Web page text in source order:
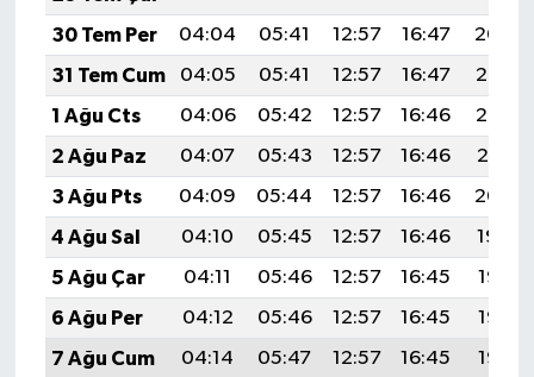
30 Tem Per
04:04 05:41 12:57 16:47
20:04
31 Tem Cum
04:05 05:41 12:57 16:47
20:03
1 Ağu Cts
04:06 05:42 12:57 16:46
20:02
2 Ağu Paz
04:07 05:43 12:57 16:46
20:01
3 Ağu Pts
04:09 05:44 12:57 16:46
20:00
4 Ağu Sal
04:10 05:45 12:57 16:46
19:59
5 Ağu Çar
04:11 05:46 12:57 16:45
19:58
6 Ağu Per
04:12 05:46 12:57 16:45
19:57
7 Ağu Cum
04:14 05:47 12:57 16:45
19:56